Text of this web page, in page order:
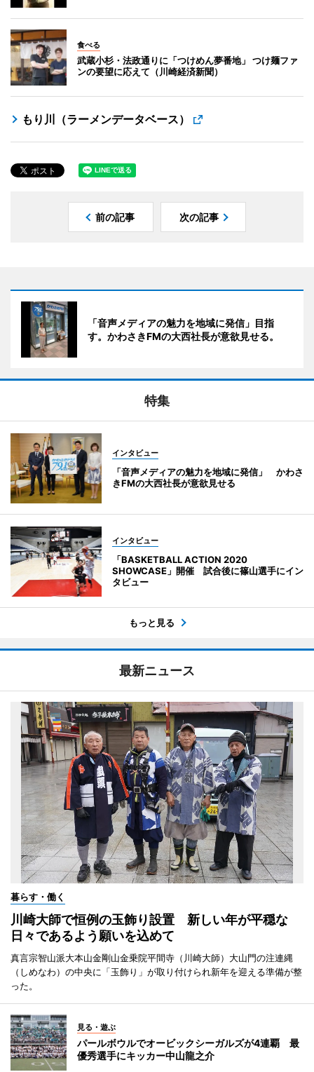
食べる
武蔵小杉・法政通りに「つけめん夢番地」 つけ麺ファ
ンの要望に応えて（川崎経済新聞）
もり川（ラーメンデータベース）
前の記事 次の記事
「音声メディアの魅力を地域に発信」目指
す。かわさきFMの大西社長が意欲見せる。
特集
インタビュー
「音声メディアの魅力を地域に発信」 かわさ
きFMの大西社長が意欲見せる
インタビュー
「BASKETBALL ACTION 2020
SHOWCASE」開催 試合後に篠山選手にイン
タビュー
もっと見る
最新ニュース
暮らす・働く
川崎大師で恒例の玉飾り設置 新しい年が平穏な
日々であるよう願いを込めて
真言宗智山派大本山金剛山金乗院平間寺（川崎大師）大山門の注連縄
（しめなわ）の中央に「玉飾り」が取り付けられ新年を迎える準備が整
った。
見る・遊ぶ
パールボウルでオービックシーガルズが4連覇 最
優秀選手にキッカー中山龍之介